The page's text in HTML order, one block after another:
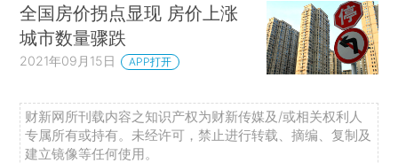
全国房价拐点显现 房价上涨
城市数量骤跌
2021年09月15日 APP打开
财新网所刊载内容之知识产权为财新传媒及/或相关权利人
专属所有或持有。未经许可，禁止进行转载、摘编、复制及
建立镜像等任何使用。